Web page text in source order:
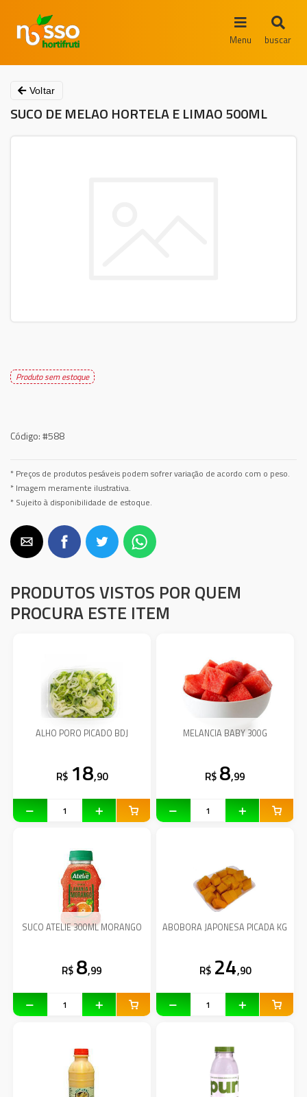
Menu buscar
Voltar
SUCO DE MELAO HORTELA E LIMAO 500ML
Produto sem estoque
Código:#588
* Preços de produtos pesáveis podem sofrer variação de acordo com o peso.
* Imagem meramente ilustrativa.
* Sujeito à disponibilidade de estoque.
PRODUTOS VISTOS POR QUEM
PROCURA ESTE ITEM
ALHO PORO PICADO BDJ
R$ 18,90
MELANCIA BABY 300G
R$ 8,99
SUCO ATELIE 300ML MORANGO
R$ 8,99
ABOBORA JAPONESA PICADA KG
R$ 24,90